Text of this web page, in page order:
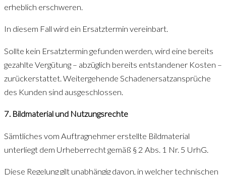
erheblich erschweren.
In diesem Fall wird ein Ersatztermin vereinbart.
Sollte kein Ersatztermin gefunden werden, wird eine bereits
gezahlte Vergütung – abzüglich bereits entstandener Kosten –
zurückerstattet. Weitergehende Schadenersatzansprüche
des Kunden sind ausgeschlossen.
7. Bildmaterial und Nutzungsrechte
Sämtliches vom Auftragnehmer erstellte Bildmaterial
unterliegt dem Urheberrecht gemäß § 2 Abs. 1 Nr. 5 UrhG.
Diese Regelung gilt unabhängig davon, in welcher technischen